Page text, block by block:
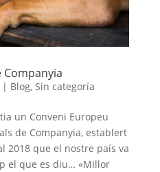
Companyia
Blog, Sin categoría
un Conveni Europeu
de Companyia, establert
2018 que el nostre país va
el que es diu… «Millor